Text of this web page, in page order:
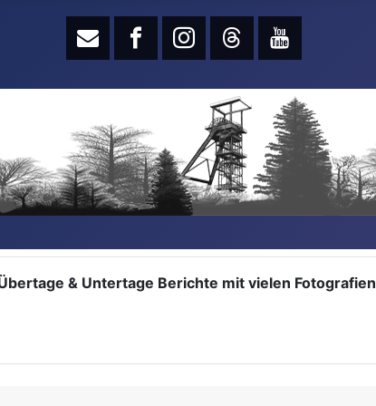
& Untertage Berichte mit vielen Fotografien